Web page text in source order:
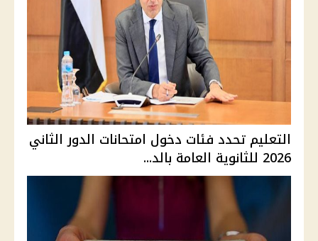
التعليم تحدد فئات دخول امتحانات الدور الثاني
2026 للثانوية العامة بالد...